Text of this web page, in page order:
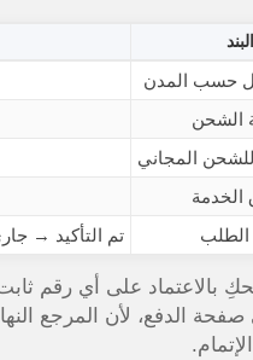
البند
حسب المدن
الشحن
للشحن المجاني
الخدمة
الطلب
تم التأكيد →
بالاعتماد على أي رقم
صفحة الدفع، لأن المرجع